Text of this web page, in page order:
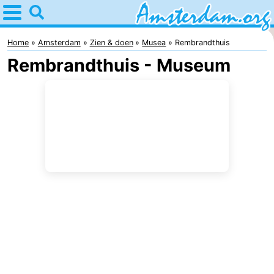
Home
Amsterdam
Reisplan
Home Amsterdam Zien & doen Musea Rembrandthuis
Rembrandthuis - Museum